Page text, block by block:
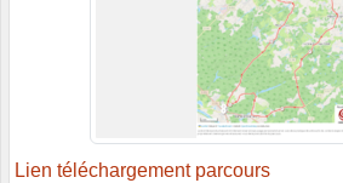
Lien téléchargement parcours